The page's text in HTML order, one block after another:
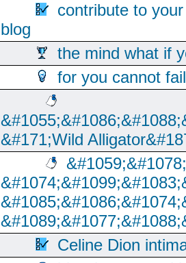
contribute to
blog
the mind what if
for you cannot
&#171;Wild
Celine Dion